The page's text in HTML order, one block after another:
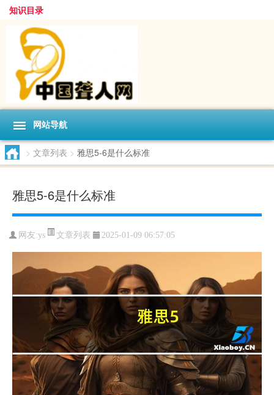
知识目录
网站导航
> 文章列表 > 雅思5-6是什么标准
雅思5-6是什么标准
网友:ys 文章列表 2025-01-09 06:57:05